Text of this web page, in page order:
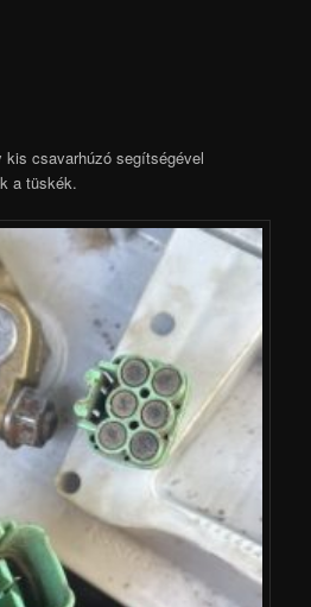
csavarhúzó segítségével
a tüskék.